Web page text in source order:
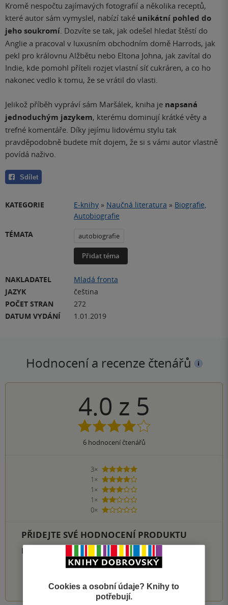
Kromě nespočtu zajímavých fotografií a několika receptů,
které autor sám vymyslel, nabízí také unikátní pohled do
jeho soukromí. Dozvíte se tak, jak odešel hledat štěstí do
Anglie a pracoval v luxusním obchodním domě Harrods, jak
pekl pro královnu Alžbětu nebo Eltona Johna, jak zavítal do
Indie, kde pomohl příteli rozjet vlastní síť cukráren, a co ho
nakonec vedlo k tomu, že se vrátil do vlasti.
Jelikož příběh vypráví sám Maršálek, kniha je napsaná
jednoduchým jazykem, kterému dominují krátké věty a
trefné komentáře. Díky jejímu lidovému stylu tak
pravděpodobně budete mít dojem, že si s vámi autor vlastně
povídá naživo.
Sdílet
KATEGORIE E-knihy » Naučná literatura » Biografie,
Autobiografie
TÉMATA
autobiografie
Přidat téma
NAKLADATEL
Mladá fronta
JAZYK
čeština
POČET STRAN
272
DATUM VYDÁNÍ
1.01.2019
Hodnocení a recenze čtenářů
4.0 z 5
6hodnocení čtenářů
3×
5 hvězdiček
1×
4 hvězdičky
1×
3 hvězdičky
1×
2 hvězdičky
0×
1 hvezdička
PŘIDEJTE SVÉ HODNOCENÍ PRODUKTU
Hodnocení našich knihkupců: 0.0 z 5
Cookies a osobní údaje? Knihy to
potřebují.